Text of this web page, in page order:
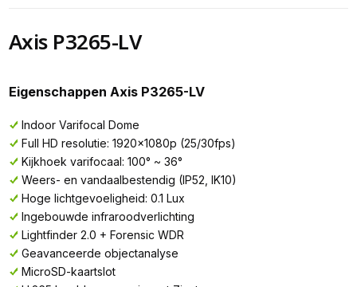
Axis P3265-LV
Eigenschappen Axis P3265-LV
Indoor Varifocal Dome
Full HD resolutie: 1920x1080p (25/30fps)
Kijkhoek varifocaal: 100° ~ 36°
Weers- en vandaalbestendig (IP52, IK10)
Hoge lichtgevoeligheid: 0.1 Lux
Ingebouwde infraroodverlichting
Lightfinder 2.0 + Forensic WDR
Geavanceerde objectanalyse
MicroSD-kaartslot